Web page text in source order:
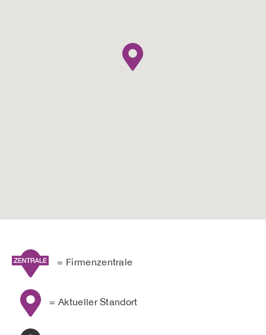
= Firmenzentrale
= Aktueller Standort